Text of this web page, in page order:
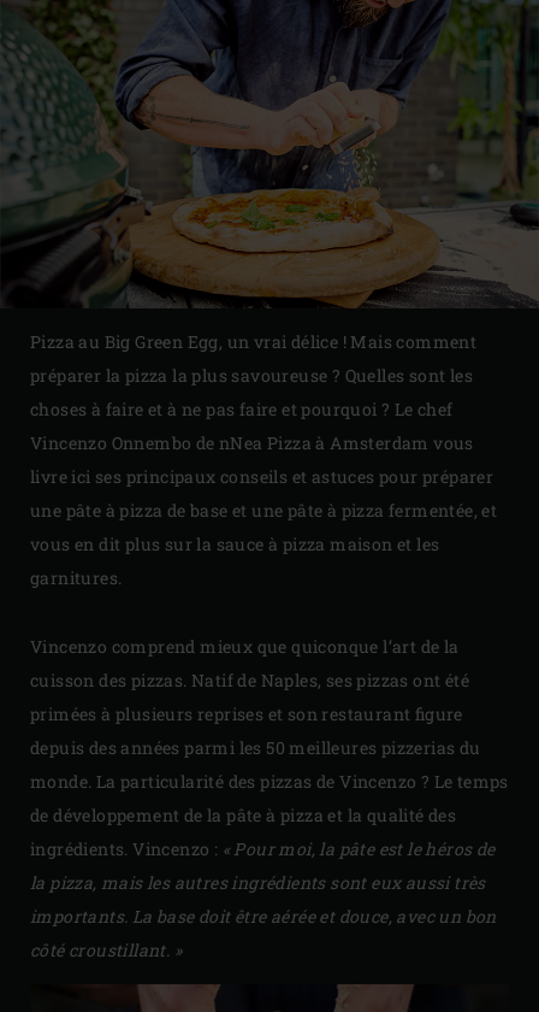
Pizza au Big Green Egg, un vrai délice ! Mais comment
préparer la pizza la plus savoureuse ? Quelles sont les
choses à faire et à ne pas faire et pourquoi ? Le chef
Vincenzo Onnembo de nNea Pizza à Amsterdam vous
livre ici ses principaux conseils et astuces pour préparer
une pâte à pizza de base et une pâte à pizza fermentée, et
vous en dit plus sur la sauce à pizza maison et les
garnitures.
Vincenzo comprend mieux que quiconque l’art de la
cuisson des pizzas. Natif de Naples, ses pizzas ont été
primées à plusieurs reprises et son restaurant figure
depuis des années parmi les 50 meilleures pizzerias du
monde. La particularité des pizzas de Vincenzo ? Le temps
de développement de la pâte à pizza et la qualité des
ingrédients. Vincenzo : « Pour moi, la pâte est le héros de
la pizza, mais les autres ingrédients sont eux aussi très
importants. La base doit être aérée et douce, avec un bon
côté croustillant. »